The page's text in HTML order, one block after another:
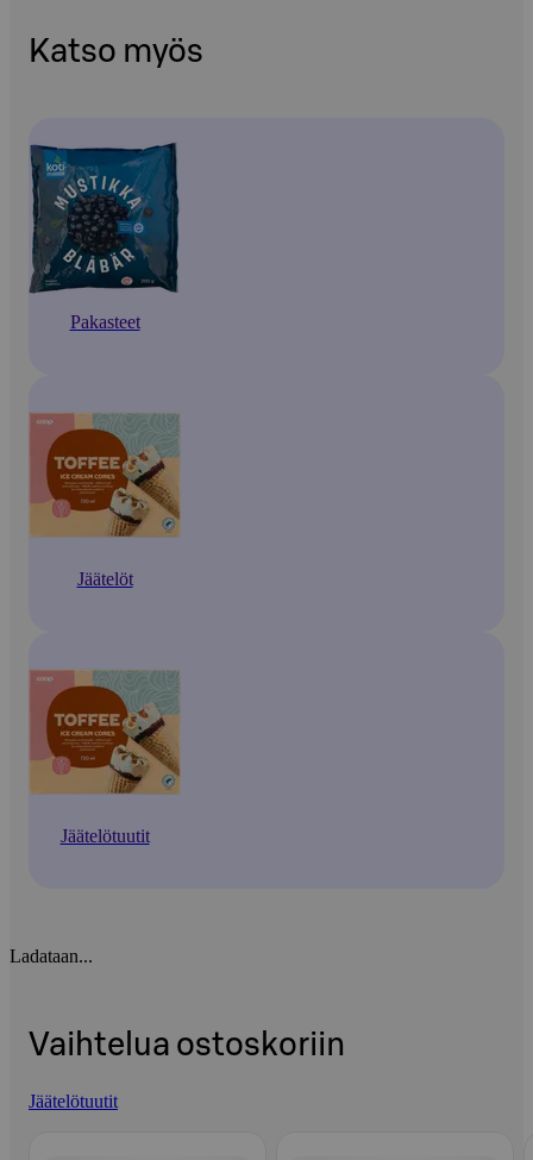
Katso myös
Pakasteet
Jäätelöt
Jäätelötuutit
Ladataan...
Vaihtelua ostoskoriin
Jäätelötuutit